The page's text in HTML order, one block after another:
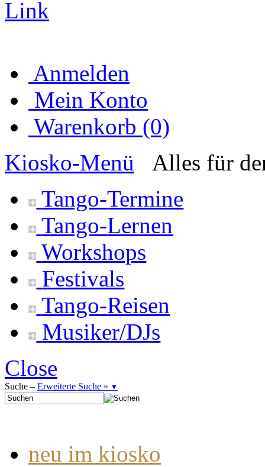
Anmelden
Mein Konto
Warenkorb (0)
Kiosko-Menü
Alles für
Tango-Termine
Tango-Lernen
Workshops
Festivals
Tango-Reisen
Musiker/DJs
Close
Suche – Erweiterte Suche » ▼
neu im kiosko